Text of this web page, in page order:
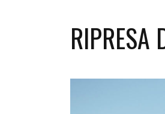
RIPRESA